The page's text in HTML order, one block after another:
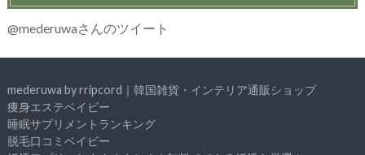
@mederuwaさんのツイート
mederuwa by rripcord｜韓国雑貨・インテリア通販ショップ
痩身エステベイビー
睡眠サプリメントランキング
脱毛口コミベイビー